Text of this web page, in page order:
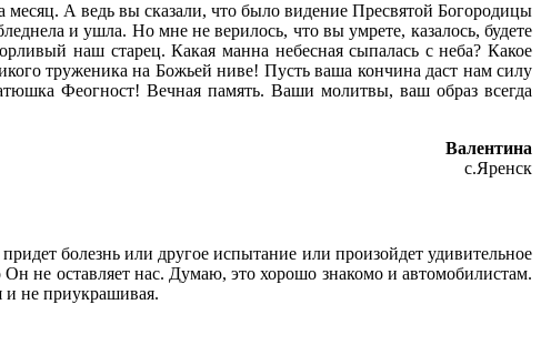
А ведь вы сказали, что было видение Пресвятой Богородицы
и ушла. Но мне не верилось, что вы умрете, казалось, будете
наш старец. Какая манна небесная сыпалась с неба? Какое
труженика на Божьей ниве! Пусть ваша кончина даст нам силу
Феогност! Вечная память. Ваши молитвы, ваш образ всегда
Валентина
с.Яренск
болезнь или другое испытание или произойдет удивительное
не оставляет нас. Думаю, это хорошо знакомо и автомобилистам.
и не приукрашивая.